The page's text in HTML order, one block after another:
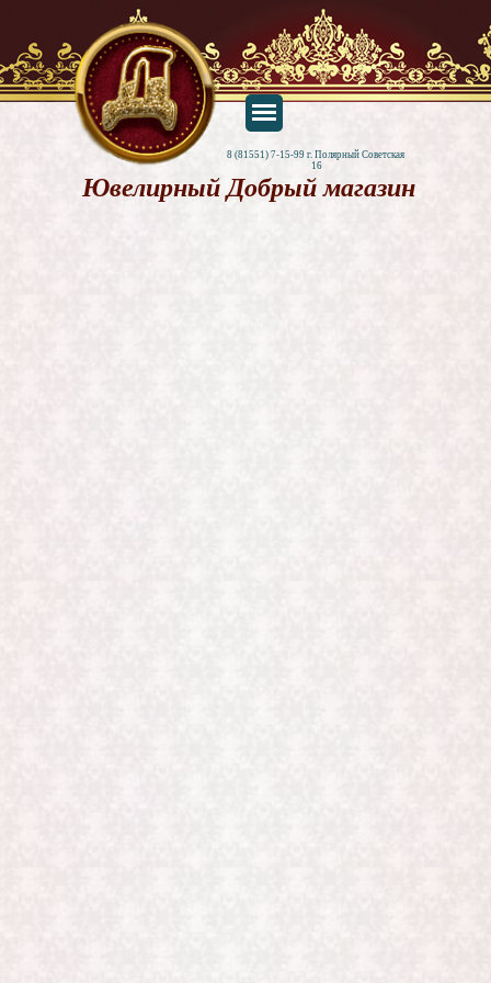
8 (81551) 7-15-99 г. Полярный Советская
16
Ювелирный Добрый магазин